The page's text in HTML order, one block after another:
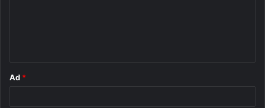
Ad *